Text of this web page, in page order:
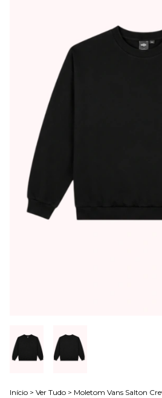
Início > Ver Tudo > Moletom Vans Salton